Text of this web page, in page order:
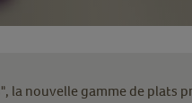
la nouvelle gamme de plats